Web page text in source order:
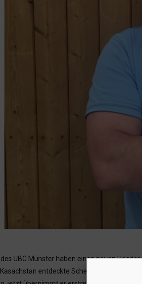
UBC Münster haben einen neuen
entdeckte Schell den